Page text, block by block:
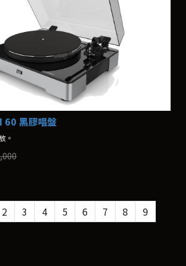
60 黑膠唱盤
。
2 3 4 5 6 7 8
9